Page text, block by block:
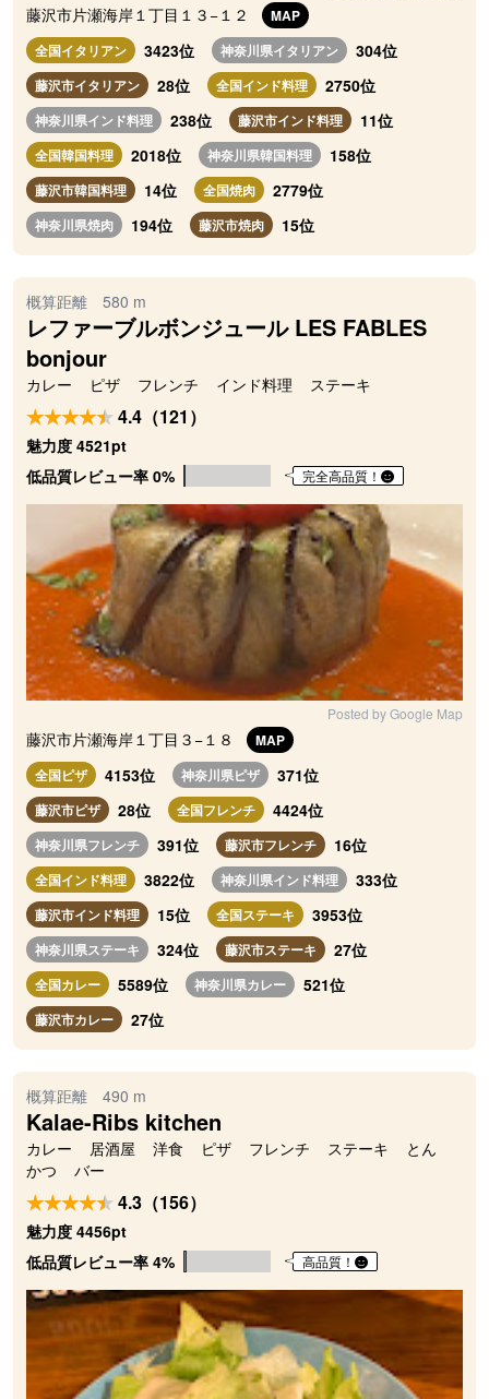
藤沢市片瀬海岸１丁目１３−１２
MAP
全国イタリアン
3423位 神奈川県イタリアン 304位
藤沢市イタリアン 28位 全国インド料理 2750位
神奈川県インド料理 238位 藤沢市インド料理 11位
全国韓国料理 2018位 神奈川県韓国料理 158位
藤沢市韓国料理 14位 全国焼肉 2779位
神奈川県焼肉 194位 藤沢市焼肉 15位
概算距離 580 m
レファーブルボンジュール LES FABLES
bonjour
カレー ピザ フレンチ インド料理 ステーキ
4.4（121）
魅力度 4521pt
低品質レビュー率 0%
完全高品質！
Posted by Google Map
藤沢市片瀬海岸１丁目３−１８
MAP
全国ピザ
4153位 神奈川県ピザ 371位
藤沢市ピザ 28位 全国フレンチ 4424位
神奈川県フレンチ 391位 藤沢市フレンチ 16位
全国インド料理 3822位 神奈川県インド料理 333位
藤沢市インド料理 15位 全国ステーキ 3953位
神奈川県ステーキ 324位 藤沢市ステーキ 27位
全国カレー 5589位 神奈川県カレー 521位
藤沢市カレー 27位
概算距離 490 m
Kalae-Ribs kitchen
カレー 居酒屋 洋食 ピザ フレンチ ステーキ
とん
かつ
バー
4.3（156）
魅力度 4456pt
低品質レビュー率 4%
高品質！